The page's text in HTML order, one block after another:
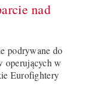
nad
podrywane do
operujących w
Eurofightery